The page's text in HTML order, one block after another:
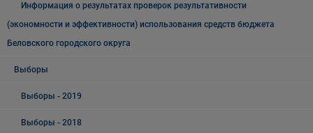
Информация о результатах проверок результативности
(экономности и эффективности) использования средств бюджета
Беловского городского округа
Выборы
Выборы - 2019
Выборы - 2018